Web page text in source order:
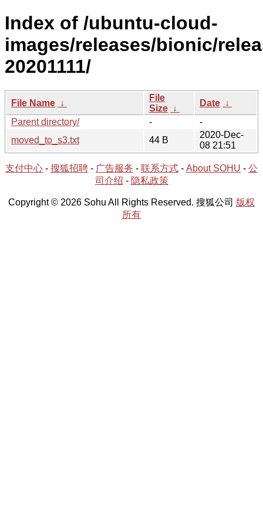
Index of /ubuntu-cloud-
images/releases/bionic/
20201111/
File Name ↓
File
Size ↓
Date ↓
Parent directory/
-
-
moved_to_s3.txt
44 B
2020-Dec-
08 21:51
支付中心 - 搜狐招聘 - 广告服务 - 联系方式 - About SOHU - 公
司介绍 - 隐私政策
Copyright © 2026 Sohu All Rights Reserved. 搜狐公司 版权
所有